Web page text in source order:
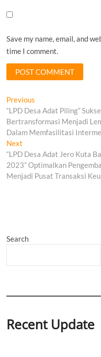
Save my name, email, and
time I comment.
Post
navigation
Previous
post:
“LPD Desa Adat Piling”
Bertransformasi Menjadi
Dalam Memfasilitasi
Next
post:
“LPD Desa Adat Jero Kuta
2023” Optimalkan
Menjadi Pusat Transaksi
Search
Recent Update